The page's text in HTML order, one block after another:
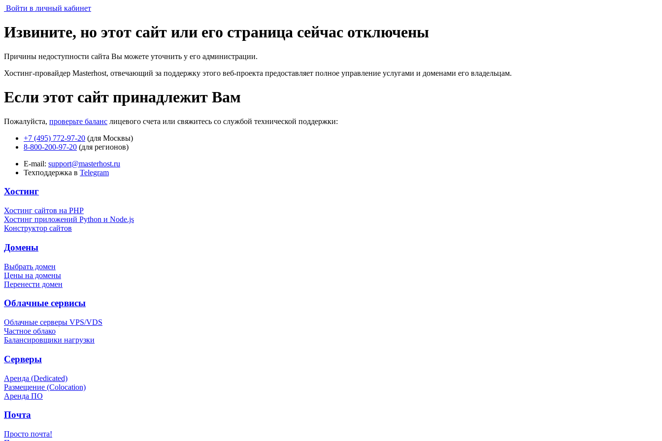
Войти в личный кабинет
Извините, но этот сайт или его страница сейчас отключены
Причины недоступности сайта Вы можете уточнить у его администрации.
Хостинг-провайдер Masterhost, отвечающий за поддержку этого веб-проекта предоставляет полное управление услугами и доменами его владельцам.
Если этот сайт принадлежит Вам
Пожалуйста, проверьте баланс лицевого счета или свяжитесь со службой технической поддержки:
+7 (495) 772-97-20 (для Москвы)
8-800-200-97-20 (для регионов)
E-mail: support@masterhost.ru
Техподдержка в Telegram
Хостинг
Хостинг сайтов на PHP
Хостинг приложений Python и Node.js
Конструктор сайтов
Домены
Выбрать домен
Цены на домены
Перенести домен
Облачные сервисы
Облачные серверы VPS/VDS
Частное облако
Балансировщики нагрузки
Серверы
Аренда (Dedicated)
Размещение (Colocation)
Аренда ПО
Почта
Просто почта!